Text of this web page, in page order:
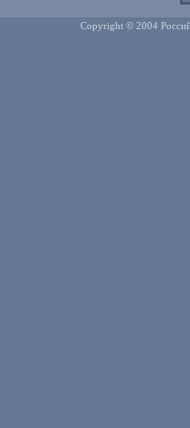
Copyright © 2004